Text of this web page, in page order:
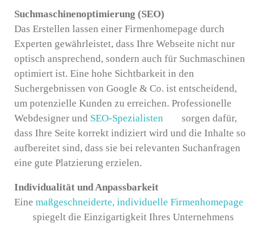
Suchmaschinenoptimierung (SEO)
Das Erstellen lassen einer Firmenhomepage durch
Experten gewährleistet, dass Ihre Webseite nicht nur
optisch ansprechend, sondern auch für Suchmaschinen
optimiert ist. Eine hohe Sichtbarkeit in den
Suchergebnissen von Google & Co. ist entscheidend,
um potenzielle Kunden zu erreichen. Professionelle
Webdesigner und SEO-Spezialisten
sorgen dafür,
dass Ihre Seite korrekt indiziert wird und die Inhalte so
aufbereitet sind, dass sie bei relevanten Suchanfragen
eine gute Platzierung erzielen.
Individualität und Anpassbarkeit
Eine maßgeschneiderte, individuelle Firmenhomepage
spiegelt die Einzigartigkeit Ihres Unternehmens